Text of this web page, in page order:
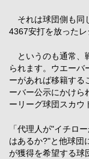
それは球団側も同
4367安打を放ったレ
というのも通常、
られます。ウエーバ
ーがあれば移籍する
ーバー公示にかけら
ーリーグ球団スカウ
「代理人が"イチロ
はあるか?"と他球団
が獲得を希望する球